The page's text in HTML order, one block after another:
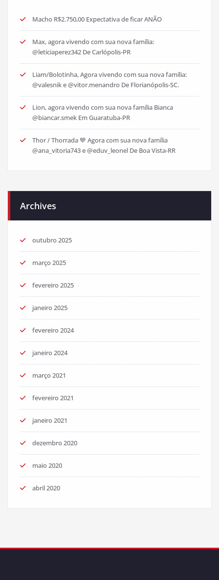
Macho R$2.750,00 Expectativa de ficar ANÃO
Max, agora vivendo com sua nova família:
@leticiaperez342 De Carlópolis-PR
Liam/Bolotinha, Agora vivendo com sua nova família:
@valesnik e @vitor.menandro De Florianópolis-SC.
Lion, agora vivendo com sua nova família Bianca
@biancar.smek Em Guaratuba-PR
Thor / Thorrada 💙 Agora com sua nova família
@ana_vitoria743 e @eduv_leonel De Boa Vista-RR
Archives
outubro 2025
março 2025
fevereiro 2025
janeiro 2025
fevereiro 2024
janeiro 2024
março 2021
fevereiro 2021
janeiro 2021
dezembro 2020
maio 2020
abril 2020